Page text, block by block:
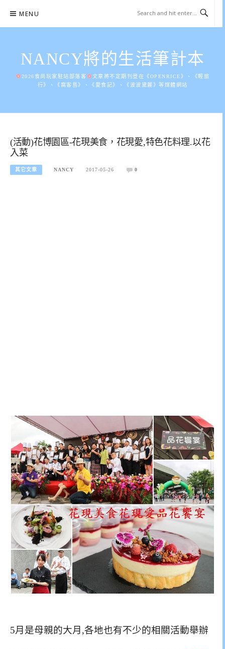
content
MENU
NANCY將的生活筆計本
2026食尚玩家駐站部落客
文章將不定期刊登在《OPENRICE》、《輕旅
行》、《窩客島》、《愛食記》、《波波黛麗》等媒體網站
(活動)花博園區-花現美食，花現愛,特色花料理.以花
入菜
其它文章 NANCY 2017-05-26 0
5月是母親的大月,各地也有不少的相關活動舉辦